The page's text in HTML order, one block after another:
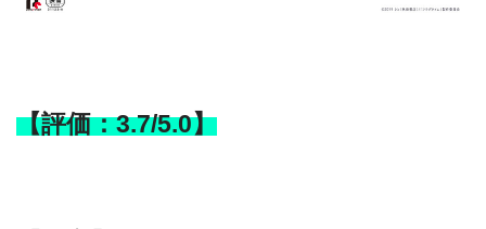
【評価：3.7/5.0】